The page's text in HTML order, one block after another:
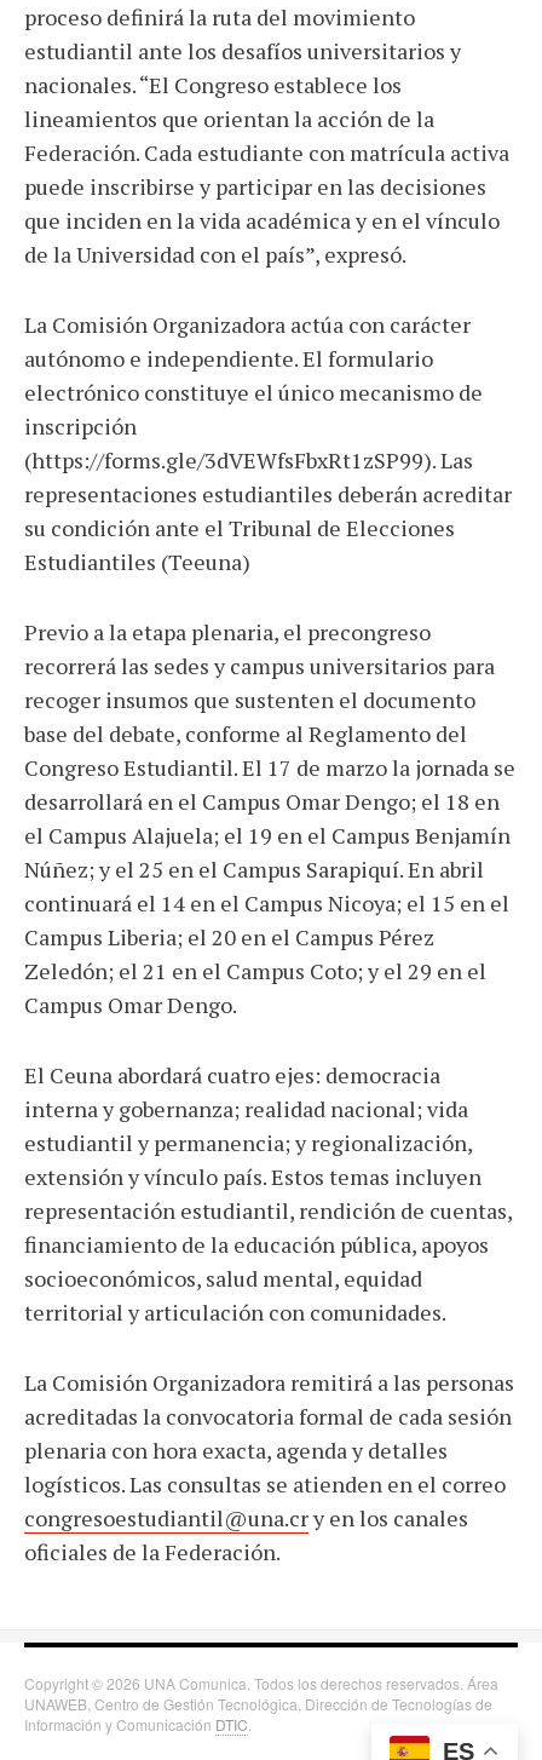
proceso definirá la ruta del movimiento
estudiantil ante los desafíos universitarios y
nacionales. “El Congreso establece los
lineamientos que orientan la acción de la
Federación. Cada estudiante con matrícula activa
puede inscribirse y participar en las decisiones
que inciden en la vida académica y en el vínculo
de la Universidad con el país”, expresó.
La Comisión Organizadora actúa con carácter
autónomo e independiente. El formulario
electrónico constituye el único mecanismo de
inscripción
(https://forms.gle/3dVEWfsFbxRt1zSP99). Las
representaciones estudiantiles deberán acreditar
su condición ante el Tribunal de Elecciones
Estudiantiles (Teeuna)
Previo a la etapa plenaria, el precongreso
recorrerá las sedes y campus universitarios para
recoger insumos que sustenten el documento
base del debate, conforme al Reglamento del
Congreso Estudiantil. El 17 de marzo la jornada se
desarrollará en el Campus Omar Dengo; el 18 en
el Campus Alajuela; el 19 en el Campus Benjamín
Núñez; y el 25 en el Campus Sarapiquí. En abril
continuará el 14 en el Campus Nicoya; el 15 en el
Campus Liberia; el 20 en el Campus Pérez
Zeledón; el 21 en el Campus Coto; y el 29 en el
Campus Omar Dengo.
El Ceuna abordará cuatro ejes: democracia
interna y gobernanza; realidad nacional; vida
estudiantil y permanencia; y regionalización,
extensión y vínculo país. Estos temas incluyen
representación estudiantil, rendición de cuentas,
financiamiento de la educación pública, apoyos
socioeconómicos, salud mental, equidad
territorial y articulación con comunidades.
La Comisión Organizadora remitirá a las personas
acreditadas la convocatoria formal de cada sesión
plenaria con hora exacta, agenda y detalles
logísticos. Las consultas se atienden en el correo
congresoestudiantil@una.cry en los canales
oficiales de la Federación.
ES
Copyright © 2026 UNA Comunica. Todos los derechos reservados. Área
UNAWEB, Centro de Gestión Tecnológica, Dirección de Tecnologías de
Información y Comunicación DTIC